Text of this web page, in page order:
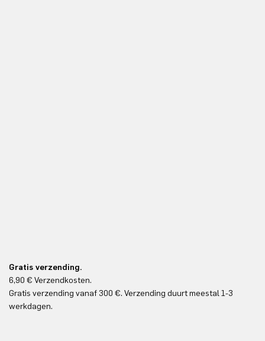
Gratis verzending.
6,90 € Verzendkosten.
Gratis verzending vanaf 300 €. Verzending duurt meestal 1-3
werkdagen.